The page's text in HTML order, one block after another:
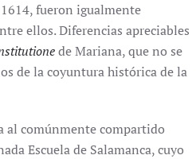
fueron igualmente
ellos. Diferencias apreciables
de Mariana, que no se
de la coyuntura histórica de la
al comúnmente compartido
Escuela de Salamanca, cuyo